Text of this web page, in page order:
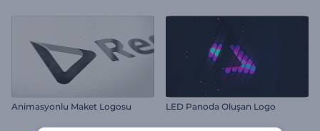
Animasyonlu Maket Logosu LED Panoda Oluşan Logo